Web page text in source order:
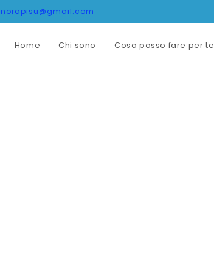
Home Chi sono Cosa posso fare per te